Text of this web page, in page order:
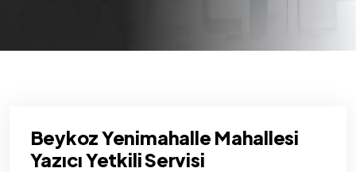
Beykoz Yenimahalle Mahallesi
Yazıcı Yetkili Servisi